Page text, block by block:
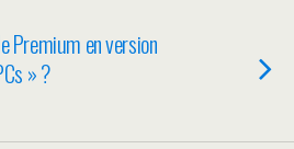
Premium en version
» ?